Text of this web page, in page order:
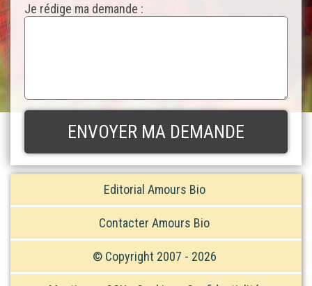
Je rédige ma demande :
Editorial Amours Bio
Contacter Amours Bio
© Copyright 2007 - 2026